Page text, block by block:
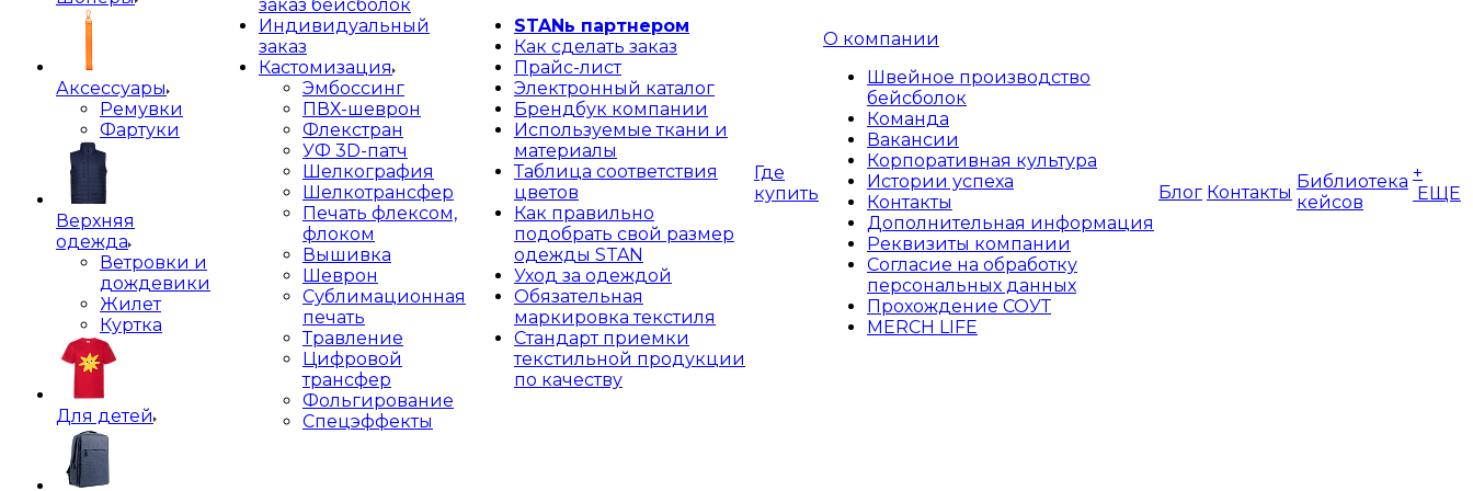
Аксессуары
Ремувки
Фартуки
Верхняя
одежда
Ветровки и
дождевики
Жилет
Куртка
Для детей
заказ бейсболок
Индивидуальный
заказ
Кастомизация
Эмбоссинг
ПВХ-шеврон
Флекстран
УФ 3D-патч
Шелкография
Шелкотрансфер
Печать флексом,
флоком
Вышивка
Шеврон
Сублимационная
печать
Травление
Цифровой
трансфер
Фольгирование
Спецэффекты
STANь партнером
Как сделать заказ
Прайс-лист
Электронный каталог
Брендбук компании
Используемые ткани и
материалы
Таблица соответствия
цветов
Как правильно
подобрать свой размер
одежды STAN
Уход за одеждой
Обязательная
маркировка текстиля
Стандарт приемки
текстильной продукции
по качеству
Где
купить
О компании
Швейное производство
бейсболок
Команда
Вакансии
Корпоративная культура
Истории успеха
Контакты
Дополнительная информация
Реквизиты компании
Согласие на обработку
персональных данных
Прохождение СОУТ
MERCH LIFE
Блог Контакты
Библиотека
кейсов
+
ЕЩЕ